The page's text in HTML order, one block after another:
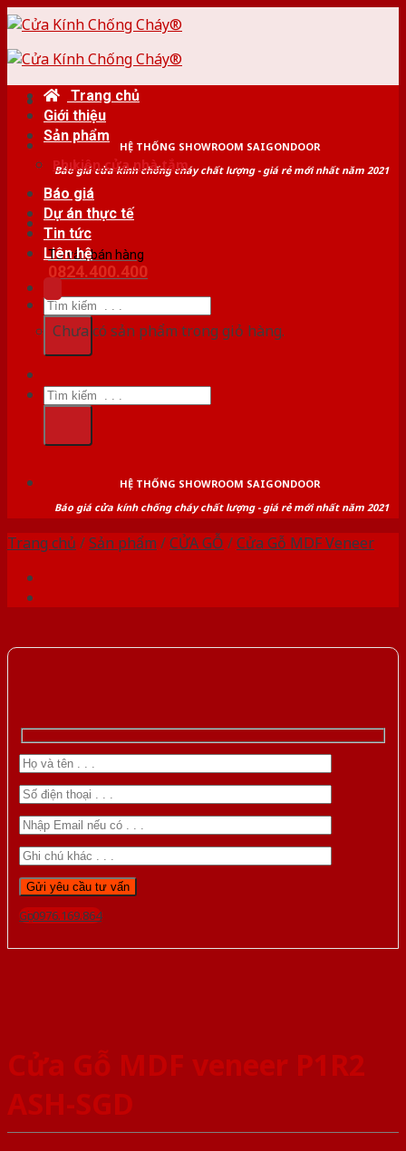
Skip
content
HỆ THỐNG SHOWROOM SAIGONDOOR
Báo giá cửa kính chống cháy chất lượng - giá rẻ mới nhất năm 2021
Tư vấn bán hàng
0824.400.400
Tìm
kiếm:
Trang chủ
Giới thiệu
Sản phẩm
Phụ kiện cửa nhà tắm
Báo giá
Dự án thực tế
Tin tức
Liên hệ
Chưa có sản phẩm trong giỏ hàng.
Tìm
kiếm:
HỆ THỐNG SHOWROOM SAIGONDOOR
Báo giá cửa kính chống cháy chất lượng - giá rẻ mới nhất năm 2021
Trang chủ /Sản phẩm /CỬA GỖ /Cửa Gỗ MDF Veneer
Gọi 0976.169.864
Cửa Gỗ MDF veneer P1R2
ASH-SGD